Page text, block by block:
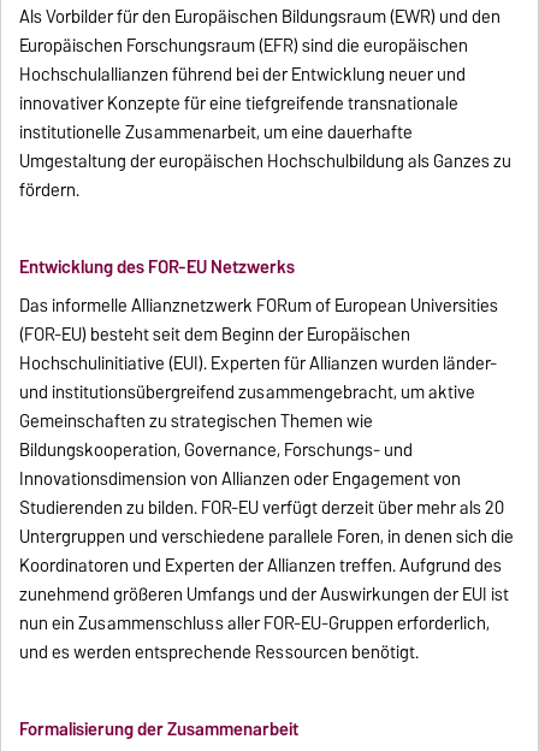
Als Vorbilder für den Europäischen Bildungsraum (EWR) und den
Europäischen Forschungsraum (EFR) sind die europäischen
Hochschulallianzen führend bei der Entwicklung neuer und
innovativer Konzepte für eine tiefgreifende transnationale
institutionelle Zusammenarbeit, um eine dauerhafte
Umgestaltung der europäischen Hochschulbildung als Ganzes zu
fördern.
Entwicklung des FOR-EU Netzwerks
Das informelle Allianznetzwerk FORum of European Universities
(FOR-EU) besteht seit dem Beginn der Europäischen
Hochschulinitiative (EUI). Experten für Allianzen wurden länder-
und institutionsübergreifend zusammengebracht, um aktive
Gemeinschaften zu strategischen Themen wie
Bildungskooperation, Governance, Forschungs- und
Innovationsdimension von Allianzen oder Engagement von
Studierenden zu bilden. FOR-EU verfügt derzeit über mehr als 20
Untergruppen und verschiedene parallele Foren, in denen sich die
Koordinatoren und Experten der Allianzen treffen. Aufgrund des
zunehmend größeren Umfangs und der Auswirkungen der EUI ist
nun ein Zusammenschluss aller FOR-EU-Gruppen erforderlich,
und es werden entsprechende Ressourcen benötigt.
Formalisierung der Zusammenarbeit